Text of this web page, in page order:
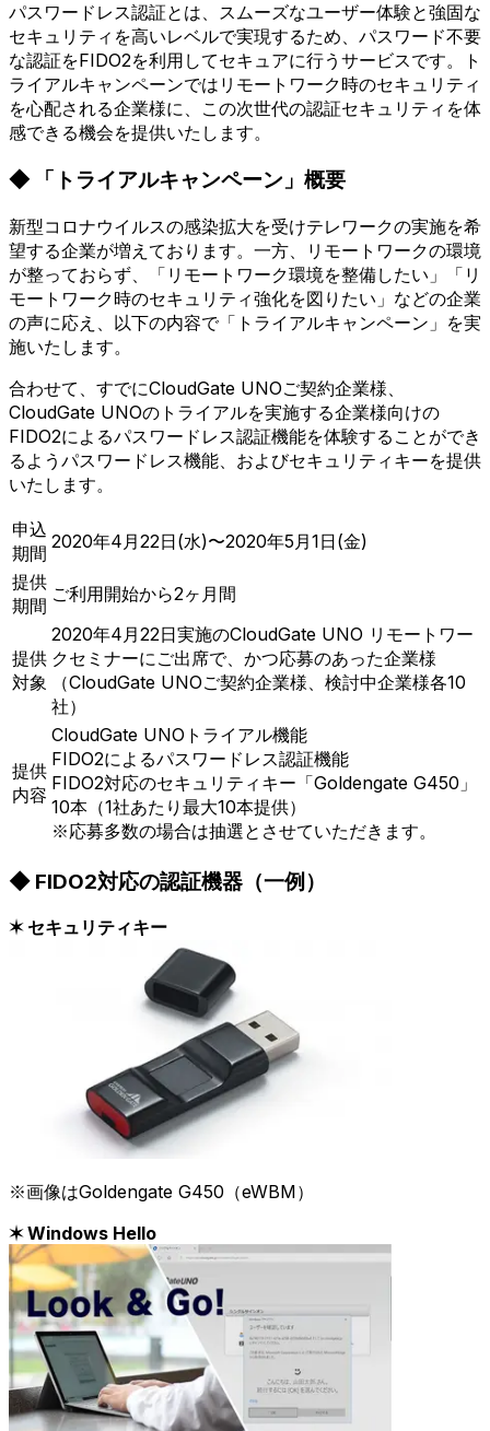
パスワードレス認証とは、スムーズなユーザー体験と強固な
セキュリティを高いレベルで実現するため、パスワード不要
な認証をFIDO2を利用してセキュアに行うサービスです。ト
ライアルキャンペーンではリモートワーク時のセキュリティ
を心配される企業様に、この次世代の認証セキュリティを体
感できる機会を提供いたします。
◆ 「トライアルキャンペーン」概要
新型コロナウイルスの感染拡大を受けテレワークの実施を希
望する企業が増えております。一方、リモートワークの環境
が整っておらず、「リモートワーク環境を整備したい」「リ
モートワーク時のセキュリティ強化を図りたい」などの企業
の声に応え、以下の内容で「トライアルキャンペーン」を実
施いたします。
合わせて、すでにCloudGate UNOご契約企業様、
CloudGate UNOのトライアルを実施する企業様向けの
FIDO2によるパスワードレス認証機能を体験することができ
るようパスワードレス機能、およびセキュリティキーを提供
いたします。
申込
期間
2020年4月22日(水)〜2020年5月1日(金)
提供
期間
ご利用開始から2ヶ月間
提供
対象
2020年4月22日実施のCloudGate UNO リモートワー
クセミナーにご出席で、かつ応募のあった企業様
（CloudGate UNOご契約企業様、検討中企業様各10
社）
提供
内容
CloudGate UNOトライアル機能
FIDO2によるパスワードレス認証機能
FIDO2対応のセキュリティキー「Goldengate G450」
10本（1社あたり最大10本提供）
※応募多数の場合は抽選とさせていただきます。
◆ FIDO2対応の認証機器（一例）
✶ セキュリティキー
※画像はGoldengate G450（eWBM）
✶ Windows Hello